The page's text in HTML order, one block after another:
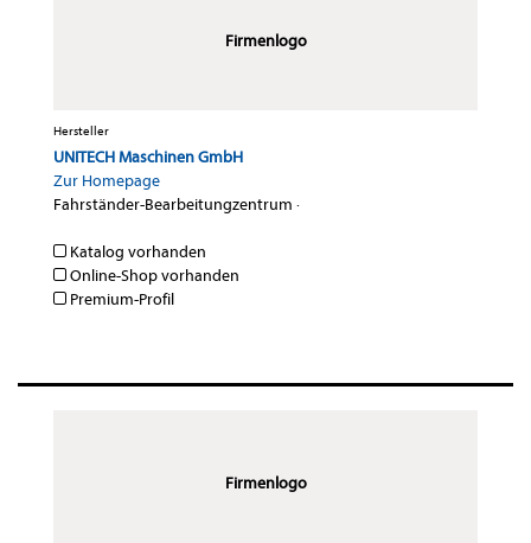
Firmenlogo
Hersteller
UNITECH Maschinen GmbH
Zur Homepage
Fahrständer-Bearbeitungzentrum ·
Katalog vorhanden
Online-Shop vorhanden
Premium-Profil
Firmenlogo